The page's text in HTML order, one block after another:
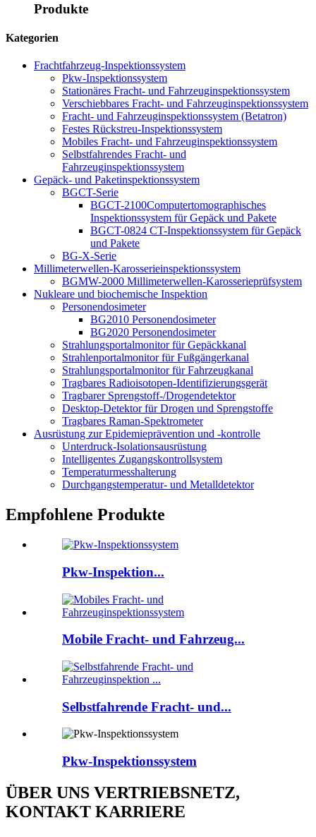
Produkte
Kategorien
Frachtfahrzeug-Inspektionssystem
Pkw-Inspektionssystem
Stationäres Fracht- und Fahrzeuginspektionssystem
Verschiebbares Fracht- und Fahrzeuginspektionssystem
Fracht- und Fahrzeuginspektionssystem (Betatron)
Festes Rückstreu-Inspektionssystem
Mobiles Fracht- und Fahrzeuginspektionssystem
Selbstfahrendes Fracht- und
Fahrzeuginspektionssystem
Gepäck- und Paketinspektionssystem
BGCT-Serie
BGCT-2100Computertomographisches
Inspektionssystem für Gepäck und Pakete
BGCT-0824 CT-Inspektionssystem für Gepäck
und Pakete
BG-X-Serie
Millimeterwellen-Karosserieinspektionssystem
BGMW-2000 Millimeterwellen-Karosserieprüfsystem
Nukleare und biochemische Inspektion
Personendosimeter
BG2010 Personendosimeter
BG2020 Personendosimeter
Strahlungsportalmonitor für Gepäckkanal
Strahlenportalmonitor für Fußgängerkanal
Strahlungsportalmonitor für Fahrzeugkanal
Tragbares Radioisotopen-Identifizierungsgerät
Tragbarer Sprengstoff-/Drogendetektor
Desktop-Detektor für Drogen und Sprengstoffe
Tragbares Raman-Spektrometer
Ausrüstung zur Epidemieprävention und -kontrolle
Unterdruck-Isolationsausrüstung
Intelligentes Zugangskontrollsystem
Temperaturmesshalterung
Durchgangstemperatur- und Metalldetektor
Empfohlene Produkte
Pkw-Inspektion...
Mobile Fracht- und Fahrzeug...
Selbstfahrende Fracht- und...
Pkw-Inspektionssystem
ÜBER UNS VERTRIEBSNETZ,
KONTAKT KARRIERE